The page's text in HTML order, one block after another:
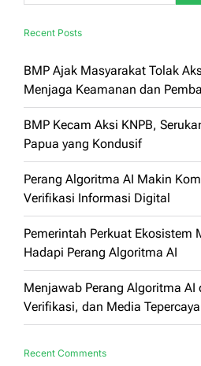
Recent Posts
BMP Ajak Masyarakat Tolak
Menjaga Keamanan dan
BMP Kecam Aksi KNPB,
Papua yang Kondusif
Perang Algoritma AI Makin
Verifikasi Informasi Digital
Pemerintah Perkuat Ekosistem
Hadapi Perang Algoritma AI
Menjawab Perang Algoritma AI
Verifikasi, dan Media Tepercaya
Recent Comments